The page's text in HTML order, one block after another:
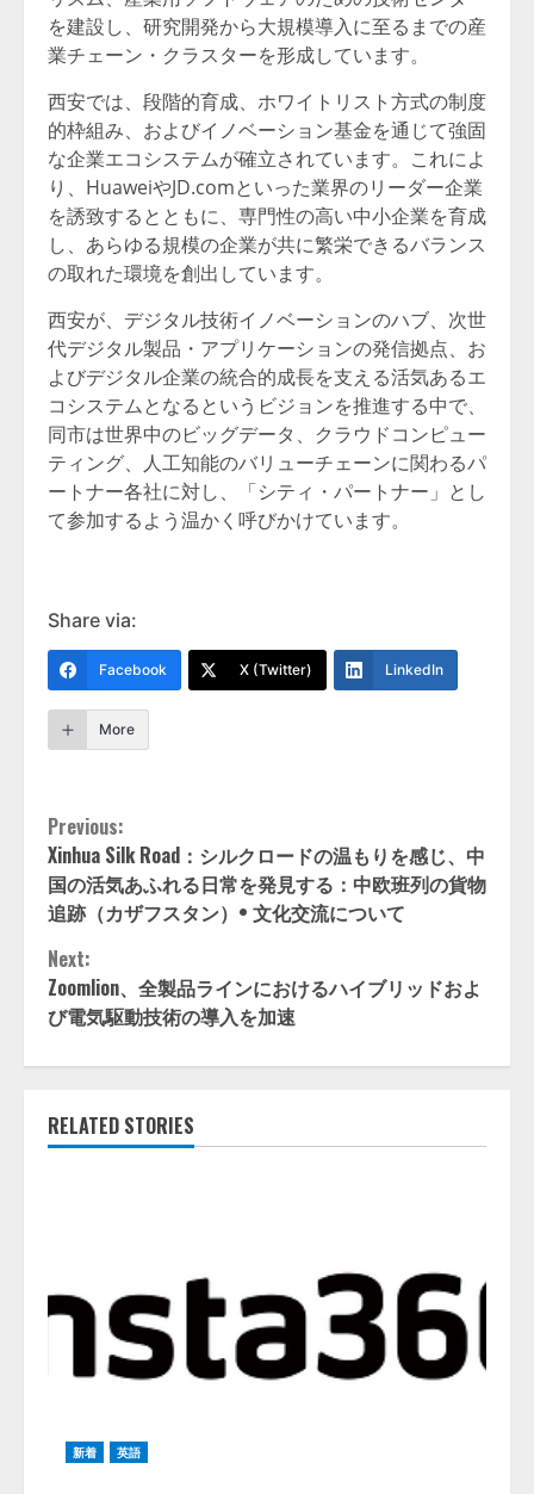
を建設し、研究開発から大規模導入に至るまでの産
業チェーン・クラスターを形成しています。
西安では、段階的育成、ホワイトリスト方式の制度
的枠組み、およびイノベーション基金を通じて強固
な企業エコシステムが確立されています。これによ
り、HuaweiやJD.comといった業界のリーダー企業
を誘致するとともに、専門性の高い中小企業を育成
し、あらゆる規模の企業が共に繁栄できるバランス
の取れた環境を創出しています。
西安が、デジタル技術イノベーションのハブ、次世
代デジタル製品・アプリケーションの発信拠点、お
よびデジタル企業の統合的成長を支える活気あるエ
コシステムとなるというビジョンを推進する中で、
同市は世界中のビッグデータ、クラウドコンピュー
ティング、人工知能のバリューチェーンに関わるパ
ートナー各社に対し、「シティ・パートナー」とし
て参加するよう温かく呼びかけています。
Share via:
Facebook X (Twitter) LinkedIn
More
Continue
Reading
Previous:
Xinhua Silk Road：シルクロードの温もりを感じ、中
国の活気あふれる日常を発見する：中欧班列の貨物
追跡（カザフスタン）• 文化交流について
Next:
Zoomlion、全製品ラインにおけるハイブリッドおよ
び電気駆動技術の導入を加速
RELATED STORIES
新着 英語